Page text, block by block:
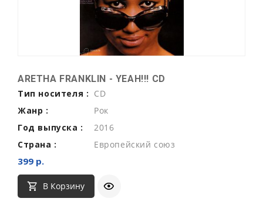
ARETHA FRANKLIN - YEAH!!! CD
Тип носителя : CD
Жанр :
Рок
Год выпуска :
2016
Страна :
Европейский союз
399 р.
В Корзину